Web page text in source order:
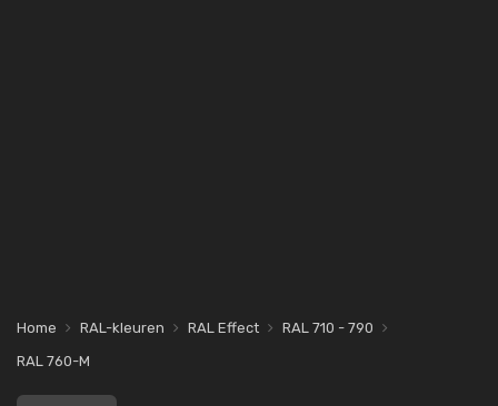
Home RAL-kleuren RAL Effect
RAL 710 - 790
RAL 760-M